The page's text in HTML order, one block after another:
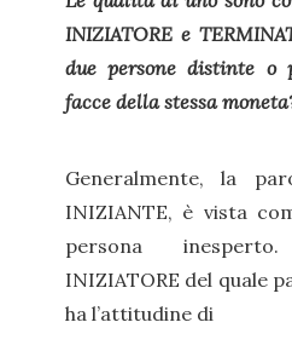
INIZIATORE e
due persone distinte o
facce della stessa
Generalmente, la
INIZIANTE, è vista
persona
INIZIATORE del quale
ha l’attitudine di